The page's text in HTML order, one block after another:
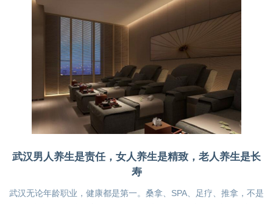
武汉男人养生是责任，女人养生是精致，老人养生是长
寿
武汉无论年龄职业，健康都是第一。桑拿、SPA、足疗、推拿，不是